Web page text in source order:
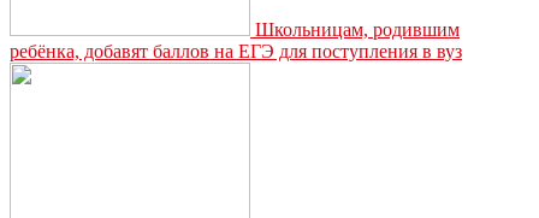
Школьницам, родившим
ребёнка, добавят баллов на ЕГЭ для поступления в вуз